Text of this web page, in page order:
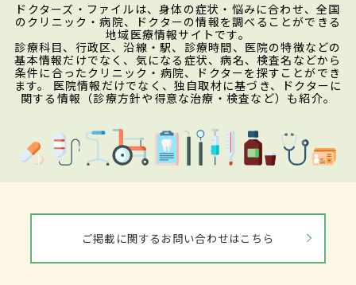
ドクターズ・ファイルは、身体の症状・悩みに合わせ、全国
のクリニック・病院、ドクターの情報を調べることができる
地域医療情報サイトです。
診療科目、行政区、沿線・駅、診療時間、医院の特徴などの
基本情報だけでなく、気になる症状、病名、検査名などから
条件に合ったクリニック・病院、ドクターを探すことができ
ます。 医院情報だけでなく、独自取材に基づき、ドクターに
関する情報（診療方針や得意な治療・検査など）も紹介。
ご掲載に関するお問い合わせはこちら